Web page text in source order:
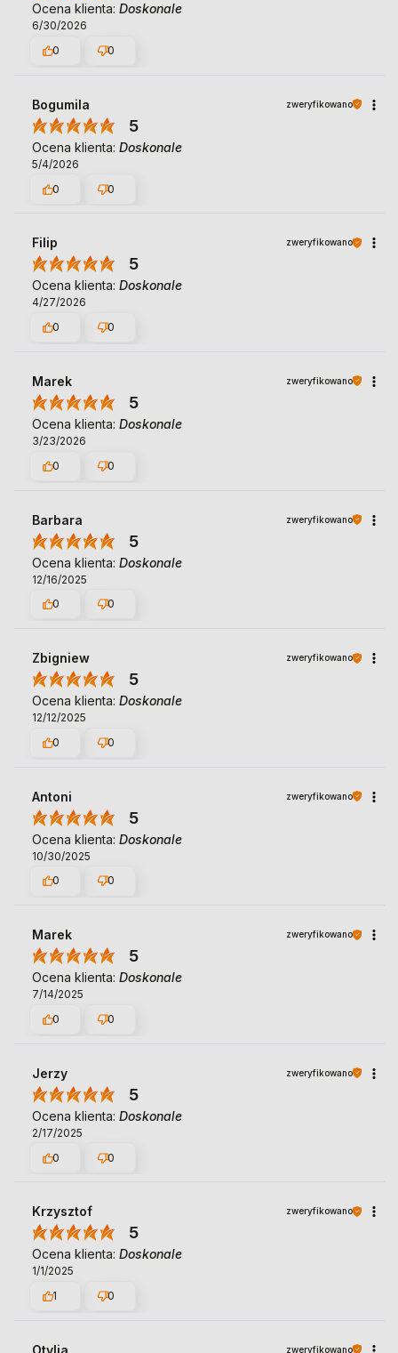
Ocena klienta: Doskonale
6/30/2026
0
0
Bogumila zweryfikowano
5
Ocena klienta: Doskonale
5/4/2026
0
0
Filip zweryfikowano
5
Ocena klienta: Doskonale
4/27/2026
0
0
Marek zweryfikowano
5
Ocena klienta: Doskonale
3/23/2026
0
0
Barbara zweryfikowano
5
Ocena klienta: Doskonale
12/16/2025
0
0
Zbigniew zweryfikowano
5
Ocena klienta: Doskonale
12/12/2025
0
0
Antoni zweryfikowano
5
Ocena klienta: Doskonale
10/30/2025
0
0
Marek zweryfikowano
5
Ocena klienta: Doskonale
7/14/2025
0
0
Jerzy zweryfikowano
5
Ocena klienta: Doskonale
2/17/2025
0
0
Krzysztof zweryfikowano
5
Ocena klienta: Doskonale
1/1/2025
1
0
Otylia zweryfikowano